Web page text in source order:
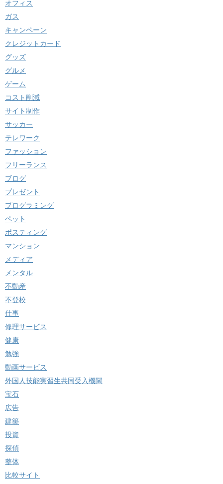
オフィス
ガス
キャンペーン
クレジットカード
グッズ
グルメ
ゲーム
コスト削減
サイト制作
サッカー
テレワーク
ファッション
フリーランス
ブログ
プレゼント
プログラミング
ペット
ポスティング
マンション
メディア
メンタル
不動産
不登校
仕事
修理サービス
健康
勉強
動画サービス
外国人技能実習生共同受入機関
宝石
広告
建築
投資
探偵
整体
比較サイト